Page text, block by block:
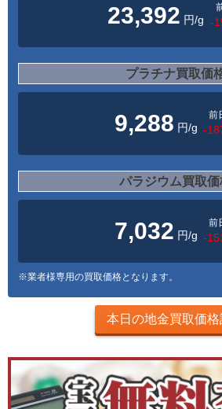
23,392 円/g -
プラチナ買取価
9,288 円/g
前
-
パラジウム買取価
7,032 円/g
前
-
※業者様専用の買取価格となります。
本日の地金買取価格